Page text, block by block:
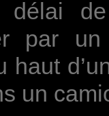
délai
par
haut
un